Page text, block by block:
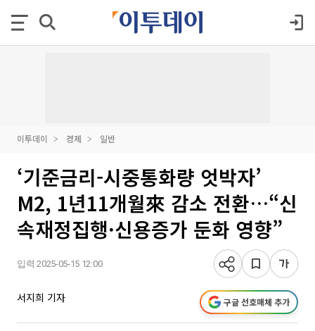
이투데이 경제 일반
‘기준금리-시중통화량 엇박자’
M2, 1년11개월來 감소 전환…“신
속재정집행·신용증가 둔화 영향”
입력 2025-05-15 12:00
서지희 기자 구글 선호매체 추가